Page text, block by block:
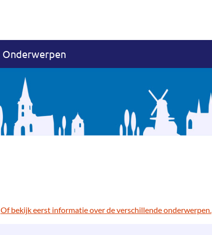
Onderwerpen
Of bekijk eerst informatie over de verschillende onderwerpen.